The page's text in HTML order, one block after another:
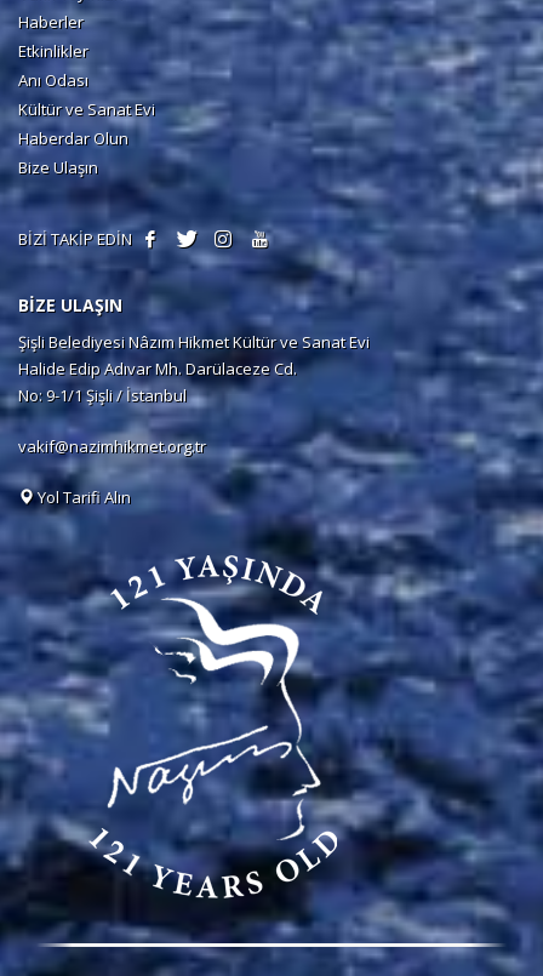
Haberler
Etkinlikler
Anı Odası
Kültür ve Sanat Evi
Haberdar Olun
Bize Ulaşın
BİZİ TAKİP EDİN
BİZE ULAŞIN
Şişli Belediyesi Nâzım Hikmet Kültür ve Sanat Evi
Halide Edip Adıvar Mh. Darülaceze Cd.
No: 9-1/1 Şişli / İstanbul
vakif@nazimhikmet.org.tr
Yol Tarifi Alın